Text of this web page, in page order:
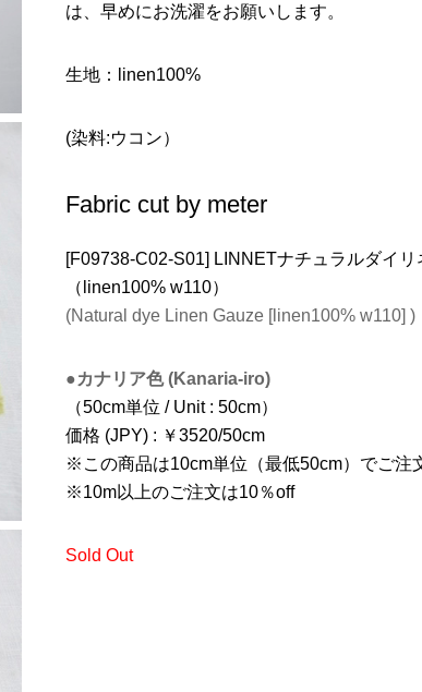
は、早めにお洗濯をお願いします。
生地：linen100%
(染料:ウコン）
Fabric cut by meter
[F09738-C02-S01] LINNETナチュラルダイリ
（linen100% w110）
(Natural dye Linen Gauze [linen100% w110] )
●カナリア色 (Kanaria-iro)
（50cm単位 / Unit : 50cm）
価格 (JPY) : ￥3520/50cm
※この商品は10cm単位（最低50cm）でご注
※10m以上のご注文は10％off
Sold Out